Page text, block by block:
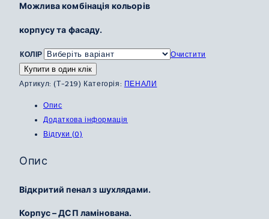
Можлива комбінація кольорів
корпусу та фасаду.
КОЛІР Очистити
Купити в один клік
Артикул:(Т-219) Категорія: ПЕНАЛИ
Опис
Додаткова інформація
Відгуки (0)
Опис
Відкритий пенал з шухлядами.
Корпус – ДСП ламінована.